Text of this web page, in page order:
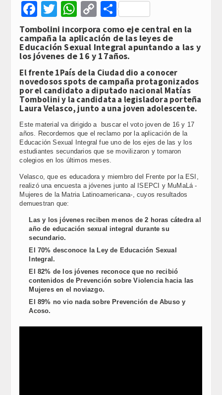
Facebook
Twitter
WhatsApp
Copy
Link
Compartir
Tombolini incorpora como eje central en la
campaña la aplicación de las leyes de
Educación Sexual Integral apuntando a las y
los jóvenes de 16 y 17años.
El frente 1País de la Ciudad dio a conocer
novedosos spots de campaña protagonizados
por el candidato a diputado nacional Matías
Tombolini y la candidata a legisladora porteña
Laura Velasco, junto a una joven adolescente.
Este material va dirigido a buscar el voto joven de 16 y 17
años. Recordemos que el reclamo por la aplicación de la
Educación Sexual Integral fue uno de los ejes de las y los
estudiantes secundarios que se movilizaron y tomaron
colegios en los últimos meses.
Velasco, que es educadora y miembro del Frente por la ESI,
realizó una encuesta a jóvenes junto al ISEPCI y MuMaLá -
Mujeres de la Matria Latinoamericana-, cuyos resultados
demuestran que:
Las y los jóvenes reciben menos de 2 horas cátedra al
año de educación sexual integral durante su
secundario.
El 70% desconoce la Ley de Educación Sexual
Integral.
El 82% de los jóvenes reconoce que no recibió
contenidos de Prevención sobre Violencia hacia las
Mujeres en el noviazgo.
El 89% no vio nada sobre Prevención de Abuso y
Acoso.